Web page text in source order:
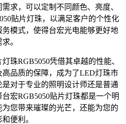
求，可以定制不同颜色、亮度、
贴片灯珠，以满足客户的个性化
模式，使得台宏光电能够更好地
。
珠RGB5050凭借其卓越的性能、
品质的保障，成为了LED灯珠市
对于专业的照明设计师还是普通
宏RGB5050贴片灯珠都是一个明
您带来璀璨的光芒，还能为您的
便利。